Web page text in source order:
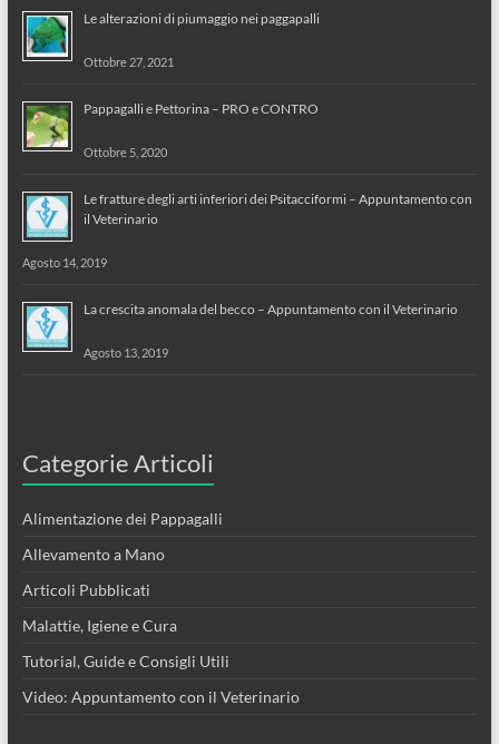
Le alterazioni di piumaggio nei paggapalli
Ottobre 27, 2021
Pappagalli e Pettorina – PRO e CONTRO
Ottobre 5, 2020
Le fratture degli arti inferiori dei Psitacciformi – Appuntamento con
il Veterinario
Agosto 14, 2019
La crescita anomala del becco – Appuntamento con il Veterinario
Agosto 13, 2019
Categorie Articoli
Alimentazione dei Pappagalli
Allevamento a Mano
Articoli Pubblicati
Malattie, Igiene e Cura
Tutorial, Guide e Consigli Utili
Video: Appuntamento con il Veterinario